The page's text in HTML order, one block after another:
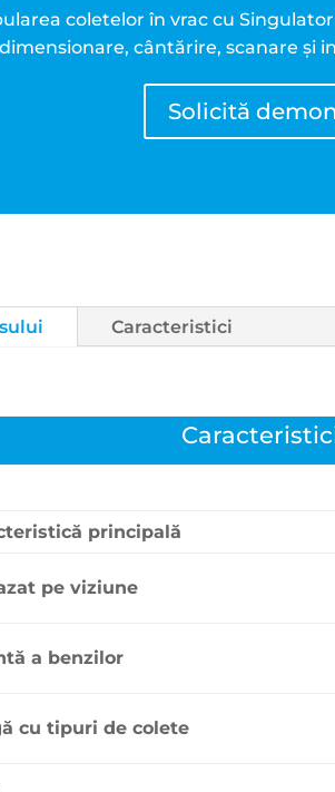
coletelor în vrac cu
dimensionare, cântărire, scanare și
Solicită
Caracteristici
principală
pe viziune
a benzilor
cu tipuri de colete